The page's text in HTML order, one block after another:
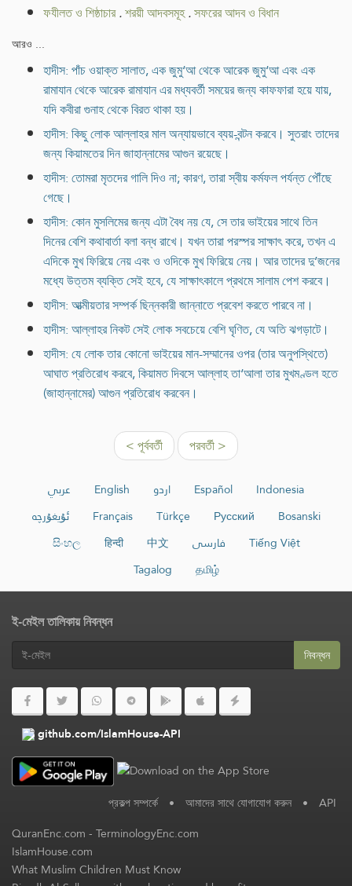
ফযীলত ও শিষ্ঠাচার.শরয়ী আদবসমূহ.সফরের আদব ও বিধান
আরও ...
হাদীস: পাঁচ ওয়াক্ত সালাত, এক জুমু‘আ থেকে আরেক জুমু‘আ এবং এক
রামাযান থেকে আরেক রামাযান এর মধ্যবর্তী সময়ের জন্য কাফফারা হয়ে যায়,
যদি কবীরা গুনাহ থেকে বিরত থাকা হয়।
হাদীস: কিছু লোক আল্লাহর মাল অন্যায়ভাবে ব্যয়-বন্টন করবে। সুতরাং তাদের
জন্য কিয়ামতের দিন জাহান্নামের আগুন রয়েছে।
হাদীস: তোমরা মৃতদের গালি দিও না; কারণ, তারা স্বীয় কর্মফল পর্যন্ত পৌঁছে
গেছে।
হাদীস: কোন মুসলিমের জন্য এটা বৈধ নয় যে, সে তার ভাইয়ের সাথে তিন
দিনের বেশি কথাবার্তা বলা বন্ধ রাখে। যখন তারা পরস্পর সাক্ষাৎ করে, তখন এ
এদিকে মুখ ফিরিয়ে নেয় এবং ও ওদিকে মুখ ফিরিয়ে নেয়। আর তাদের দু’জনের
মধ্যে উত্তম ব্যক্তি সেই হবে, যে সাক্ষাৎকালে প্রথমে সালাম পেশ করবে।
হাদীস: আত্মীয়তার সম্পর্ক ছিন্নকারী জান্নাতে প্রবেশ করতে পারবে না।
হাদীস: আল্লাহর নিকট সেই লোক সবচেয়ে বেশি ঘৃণিত, যে অতি ঝগড়াটে।
হাদীস: যে লোক তার কোনো ভাইয়ের মান-সম্মানের ওপর (তার অনুপস্থিতে)
আঘাত প্রতিরোধ করবে, কিয়ামত দিবসে আল্লাহ তা‘আলা তার মুখমণ্ডল হতে
(জাহান্নামের) আগুন প্রতিরোধ করবেন।
< পূর্ববর্তী পরবর্তী >
عربي English اردو Español
Indonesia
ئۇيغۇرچە
Français Türkçe Русский
Bosanski
සිංහල
हिन्दी 中文 فارسی
Tiếng Việt
Tagalog
தமிழ்
ই-মেইল তালিকায় নিবন্ধন
নিবন্ধন
github.com/IslamHouse-API
প্রকল্প সম্পর্কে • আমাদের সাথে যোগাযোগ করুন • API
QuranEnc.com-TerminologyEnc.com
IslamHouse.com
What Muslim Children Must Know